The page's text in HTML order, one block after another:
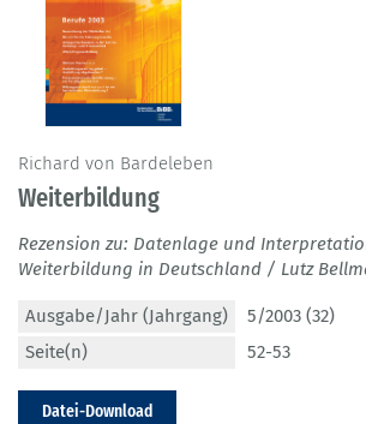
Richard von Bardeleben
Weiterbildung
Rezension zu: Datenlage und
Weiterbildung in Deutschland / Lutz
Ausgabe/Jahr (Jahrgang)
5/2003 (32)
Seite(n)
52-53
Datei-Download